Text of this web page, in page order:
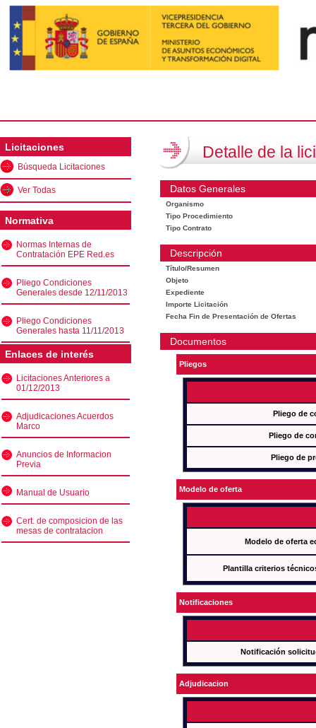
Licitaciones
Búsqueda Licitaciones
Ver Todas
Normativa
Normas Internas de
Contratación EPE Red.es
Pliego Condiciones
Generales desde 12/11/2013
Pliego Condiciones
Generales hasta 11/11/2013
Enlaces de interés
Licitaciones Anteriores a
01/12/2013
Adjudicaciones Acuerdos
Marco
Anuncios de Informacion
Previa
Manual de Usuario
Cert. de composicion de las
mesas de contratacion
Detalle de la
Datos Generales
Organismo
Tipo Procedimiento
Tipo Contrato
Descripción
Título/Resumen
Objeto
Expediente
Importe Licitación
Fecha Fin de Presentación de Ofertas
Documentos
Pliegos
Pliego de
Pliego de
Pliego de
Modelo de oferta
Modelo de oferta
Plantilla criterios
Notificaciones
Notificación
Adjudicacion